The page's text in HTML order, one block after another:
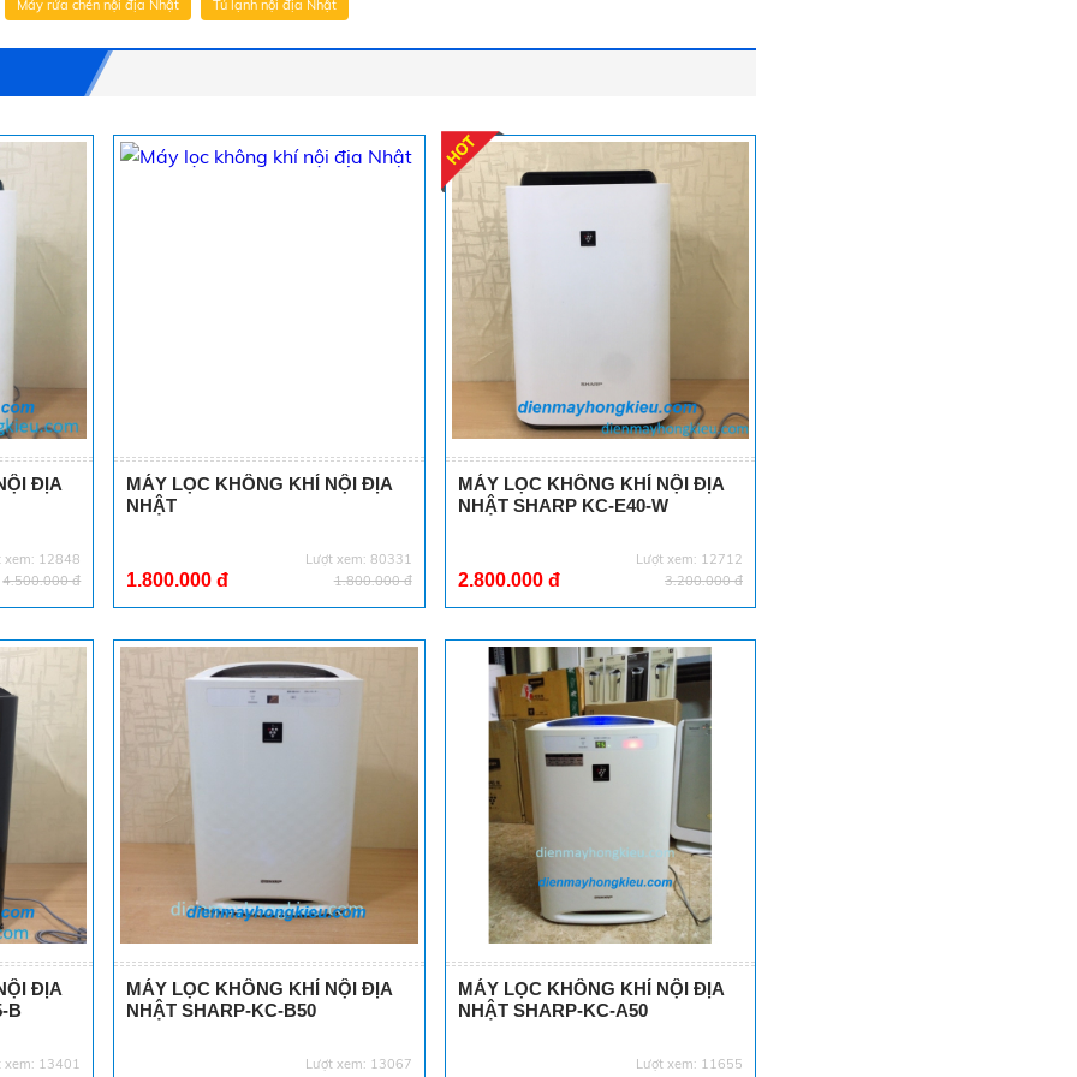
Máy rửa chén nội địa Nhật Tủ lạnh nội địa Nhật
ĐỊA
xem: 12848
4.500.000 đ
MÁY LỌC KHÔNG KHÍ NỘI ĐỊA
NHẬT
Lượt xem: 80331
1.800.000 đ 1.800.000 đ
MÁY LỌC KHÔNG KHÍ NỘI ĐỊA
NHẬT SHARP KC-E40-W
Lượt xem: 12712
2.800.000 đ 3.200.000 đ
ĐỊA
B
xem: 13401
MÁY LỌC KHÔNG KHÍ NỘI ĐỊA
NHẬT SHARP-KC-B50
Lượt xem: 13067
MÁY LỌC KHÔNG KHÍ NỘI ĐỊA
NHẬT SHARP-KC-A50
Lượt xem: 11655